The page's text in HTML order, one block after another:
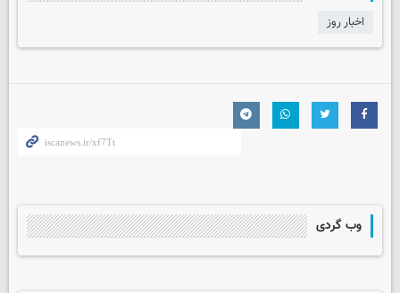
اخبار روز
وب گردی